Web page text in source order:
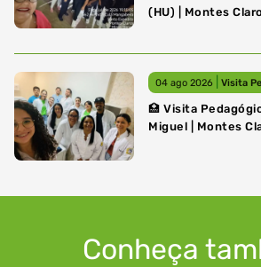
(HU) | Montes
04 ago 2026 Visita
🏥 Visita
Miguel | Montes
Conheça